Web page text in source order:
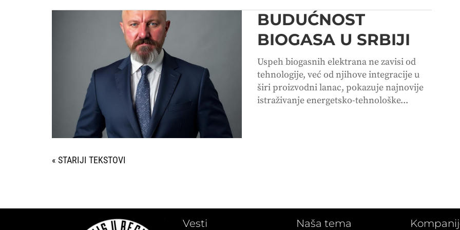
BUDUĆNOST
BIOGASA U SRBIJI
Uspeh biogasnih elektrana ne zavisi od
tehnologije, već od njihove integracije u
širi proizvodni lanac, pokazuje najnovije
istraživanje energetsko-tehnološke...
« STARIJI UNOSI
Vesti Naša tema